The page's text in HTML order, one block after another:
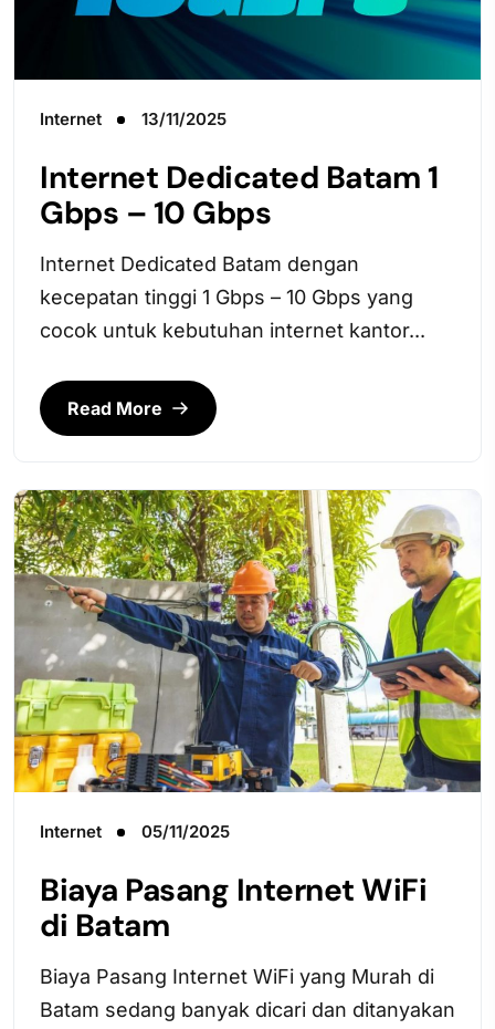
Internet 13/11/2025
Internet Dedicated Batam 1
Gbps – 10 Gbps
Internet Dedicated Batam dengan
kecepatan tinggi 1 Gbps – 10 Gbps yang
cocok untuk kebutuhan internet kantor...
Read More
Internet 05/11/2025
Biaya Pasang Internet WiFi
di Batam
Biaya Pasang Internet WiFi yang Murah di
Batam sedang banyak dicari dan ditanyakan